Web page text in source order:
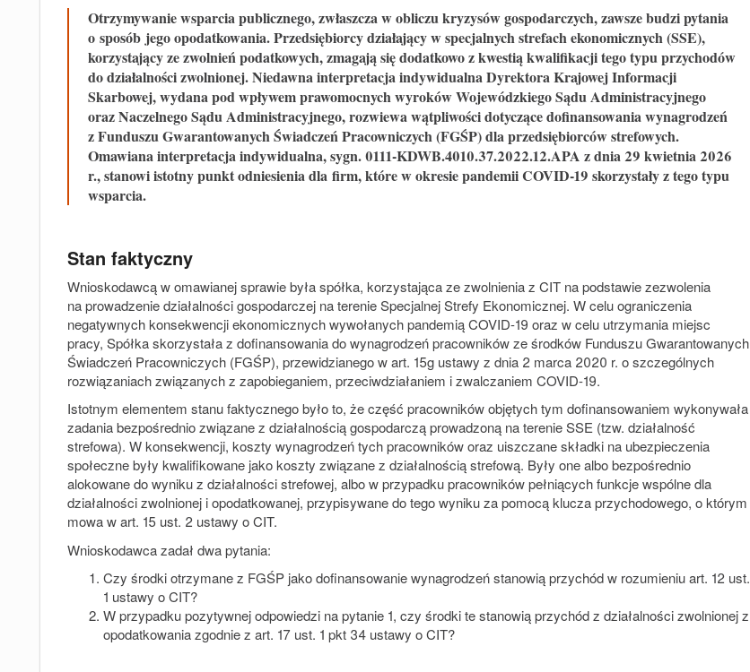
Otrzymywanie wsparcia publicznego, zwłaszcza w obliczu kryzysów gospodarczych, zawsze budzi pytania
o sposób jego opodatkowania. Przedsiębiorcy działający w specjalnych strefach ekonomicznych (SSE),
korzystający ze zwolnień podatkowych, zmagają się dodatkowo z kwestią kwalifikacji tego typu przychodów
do działalności zwolnionej. Niedawna interpretacja indywidualna Dyrektora Krajowej Informacji
Skarbowej, wydana pod wpływem prawomocnych wyroków Wojewódzkiego Sądu Administracyjnego
oraz Naczelnego Sądu Administracyjnego, rozwiewa wątpliwości dotyczące dofinansowania wynagrodzeń
z Funduszu Gwarantowanych Świadczeń Pracowniczych (FGŚP) dla przedsiębiorców strefowych.
Omawiana interpretacja indywidualna, sygn. 0111-KDWB.4010.37.2022.12.APA z dnia 29 kwietnia 2026
r., stanowi istotny punkt odniesienia dla firm, które w okresie pandemii COVID-19 skorzystały z tego typu
wsparcia.
Stan faktyczny
Wnioskodawcą w omawianej sprawie była spółka, korzystająca ze zwolnienia z CIT na podstawie zezwolenia
na prowadzenie działalności gospodarczej na terenie Specjalnej Strefy Ekonomicznej. W celu ograniczenia
negatywnych konsekwencji ekonomicznych wywołanych pandemią COVID-19 oraz w celu utrzymania miejsc
pracy, Spółka skorzystała z dofinansowania do wynagrodzeń pracowników ze środków Funduszu Gwarantowanych
Świadczeń Pracowniczych (FGŚP), przewidzianego w art. 15g ustawy z dnia 2 marca 2020 r. o szczególnych
rozwiązaniach związanych z zapobieganiem, przeciwdziałaniem i zwalczaniem COVID-19.
Istotnym elementem stanu faktycznego było to, że część pracowników objętych tym dofinansowaniem wykonywała
zadania bezpośrednio związane z działalnością gospodarczą prowadzoną na terenie SSE (tzw. działalność
strefowa). W konsekwencji, koszty wynagrodzeń tych pracowników oraz uiszczane składki na ubezpieczenia
społeczne były kwalifikowane jako koszty związane z działalnością strefową. Były one albo bezpośrednio
alokowane do wyniku z działalności strefowej, albo w przypadku pracowników pełniących funkcje wspólne dla
działalności zwolnionej i opodatkowanej, przypisywane do tego wyniku za pomocą klucza przychodowego, o którym
mowa w art. 15 ust. 2 ustawy o CIT.
Wnioskodawca zadał dwa pytania:
Czy środki otrzymane z FGŚP jako dofinansowanie wynagrodzeń stanowią przychód w rozumieniu art. 12 ust.
1 ustawy o CIT?
W przypadku pozytywnej odpowiedzi na pytanie 1, czy środki te stanowią przychód z działalności zwolnionej z
opodatkowania zgodnie z art. 17 ust. 1 pkt 34 ustawy o CIT?